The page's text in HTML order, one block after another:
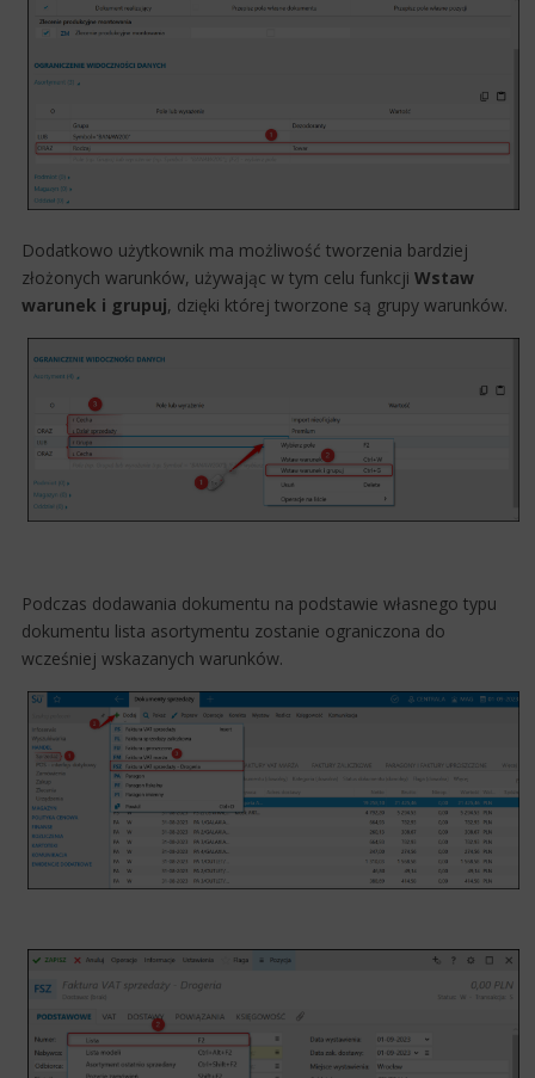
Dodatkowo użytkownik ma możliwość tworzenia bardziej
złożonych warunków, używając w tym celu funkcji Wstaw
warunek i grupuj, dzięki której tworzone są grupy warunków.
​Podczas dodawania dokumentu na podstawie własnego typu
dokumentu lista asortymentu zostanie ograniczona do
wcześniej wskazanych warunków.